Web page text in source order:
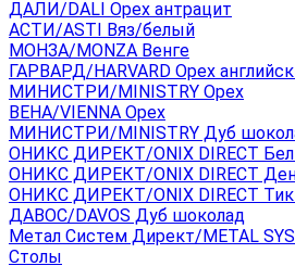
ДАЛИ/DALI Орех антрацит
АСТИ/ASTI Вяз/белый
МОНЗА/MONZA Венге
ГАРВАРД/HARVARD Орех
МИНИСТРИ/MINISTRY Орех
ВЕНА/VIENNA Орех
МИНИСТРИ/MINISTRY Дуб
ОНИКС ДИРЕКТ/ONIX DIRECT
ОНИКС ДИРЕКТ/ONIX DIRECT
ОНИКС ДИРЕКТ/ONIX DIRECT
ДАВОС/DAVOS Дуб шоколад
Метал Систем Директ/METAL
Столы